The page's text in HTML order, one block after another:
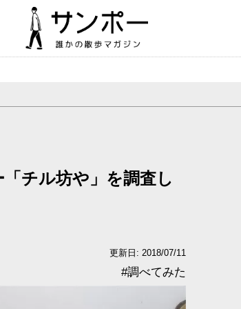
チル坊や」を調査し
更新日: 2018/07/11
#調べてみた